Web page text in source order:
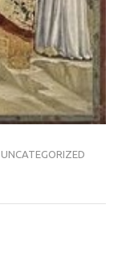
UNCATEGORIZED